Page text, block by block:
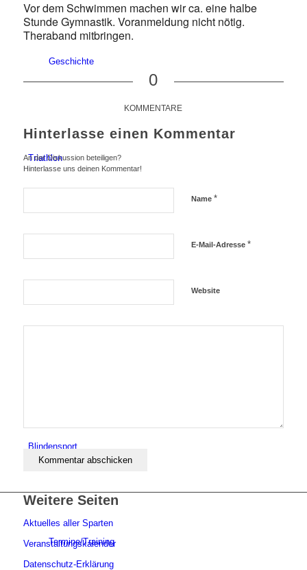
Geschichte
Triathlon
Blindensport
Termine/Training
Vor dem Schwimmen machen wir ca. eine halbe
Stunde Gymnastik. Voranmeldung nicht nötig.
Theraband mitbringen.
0
KOMMENTARE
Hinterlasse einen Kommentar
An der Diskussion beteiligen?
Hinterlasse uns deinen Kommentar!
Name *
E-Mail-Adresse *
Website
Weitere Seiten
Aktuelles aller Sparten
Veranstaltungskalender
Datenschutz-Erklärung